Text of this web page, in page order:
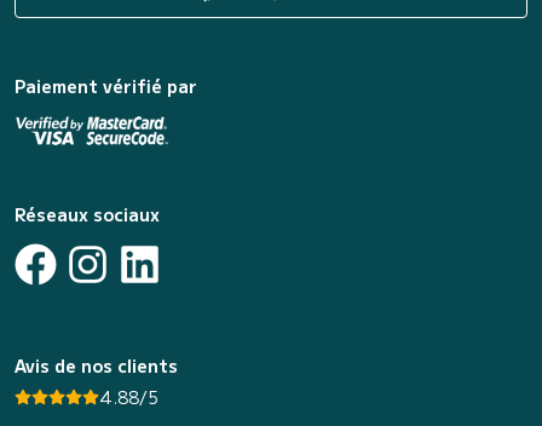
Paiement vérifié par
Réseaux sociaux
Avis de nos clients
4.88/5